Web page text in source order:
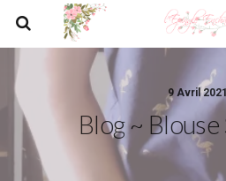
9 Avril 2021
Blog ~ Blouse